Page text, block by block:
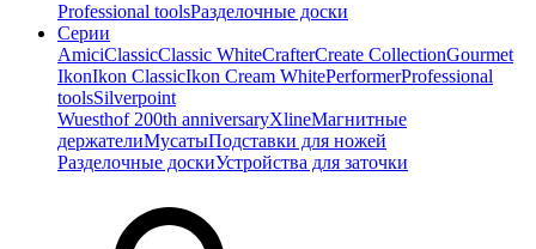
Professional toolsРазделочные доски
Серии
AmiciClassicClassic WhiteCrafterCreate CollectionGourmet
IkonIkon ClassiсIkon Cream WhitePerformerProfessional
toolsSilverpoint
Wuesthof 200th anniversaryXlineМагнитные
держателиМусатыПодставки для ножей
Разделочные доскиУстройства для заточки